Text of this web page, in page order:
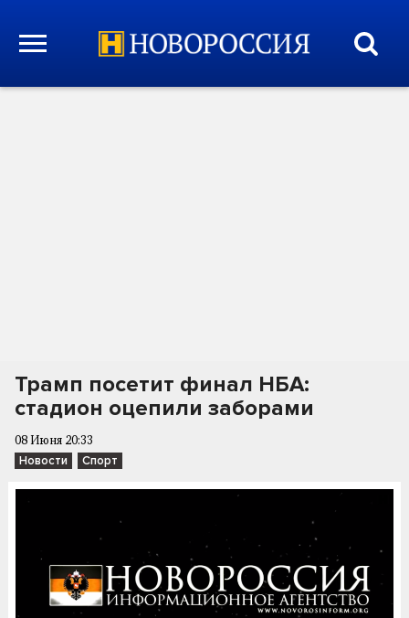
Трамп посетит финал НБА:
стадион оцепили заборами
08 Июня 20:33
Новости Спорт